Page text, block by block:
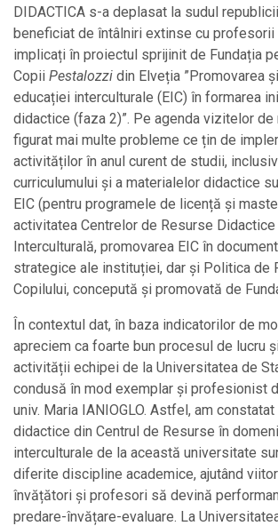
DIDACTICA s-a deplasat la sudul
beneficiat de întâlniri extinse cu profesorii
implicați în proiectul sprijinit de Fundația
Copii Pestalozzi din Elveția ”Promovarea
educației interculturale (EIC) în formarea
didactice (faza 2)”. Pe agenda vizitelor de
figurat mai multe probleme ce țin de
activităților în anul curent de studii,
curriculumului și a materialelor didactice
EIC (pentru programele de licență și
activitatea Centrelor de Resurse Didactice
Interculturală, promovarea EIC în
strategice ale instituției, dar și Politica de
Copilului, concepută și promovată de
În contextul dat, în baza indicatorilor de
apreciem ca foarte bun procesul de lucru
activității echipei de la Universitatea de
condusă în mod exemplar și profesionist
univ. Maria IANIOGLO. Astfel, am
didactice din Centrul de Resurse în
interculturale de la această universitate
diferite discipline academice, ajutând
învățători și profesori să devină
predare-învățare-evaluare. La